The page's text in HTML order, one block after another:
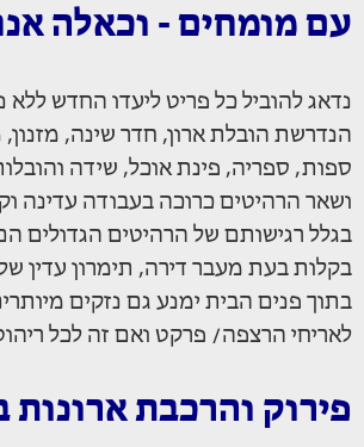
עם מומחים - וכאלה
נדאג להוביל כל פריט ליעדו החדש ללא
הנדרשת הובלת ארון, חדר שינה, מזנון,
ספות, ספריה, פינת אוכל, שידה
ושאר הרהיטים כרוכה בעבודה עדינה
בגלל רגישותם של הרהיטים הגדולים
בקלות בעת מעבר דירה, תימרון עדין
בתוך פנים הבית ימנע גם נזקים
לאריחי הרצפה/ פרקט ואם זה לכל
פירוק והרכבת ארונות